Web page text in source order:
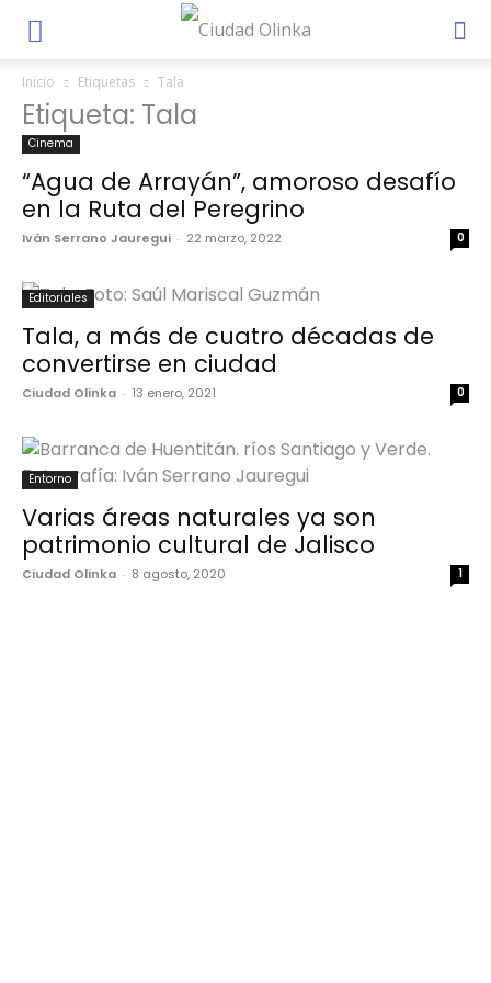
Inicio Etiquetas Tala
Etiqueta: Tala
Cinema
“Agua de Arrayán”, amoroso desafío
en la Ruta del Peregrino
Iván Serrano Jauregui - 22 marzo, 2022 0
Editoriales
Tala, a más de cuatro décadas de
convertirse en ciudad
Ciudad Olinka - 13 enero, 2021 0
Entorno
Varias áreas naturales ya son
patrimonio cultural de Jalisco
Ciudad Olinka - 8 agosto, 2020 1